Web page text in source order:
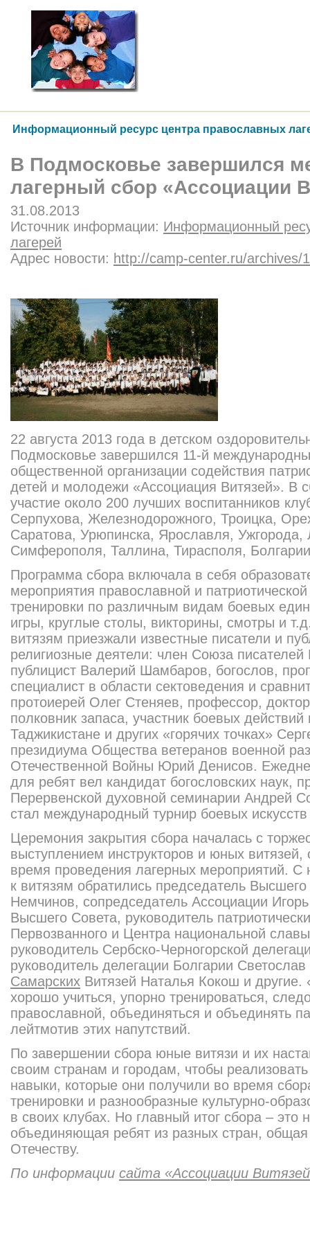
Информационный ресурс центра православных
В Подмосковье завершился
лагерный сбор «Ассоциации
31.08.2013
Источник информации: Информационный
лагерей
Адрес новости: http://camp-center.ru/archives/
22 августа 2013 года в детском
Подмосковье завершился 11-й
общественной организации содействия
детей и молодежи «Ассоциация Витязей». В
участие около 200 лучших воспитанников
Серпухова, Железнодорожного, Троицка,
Саратова, Урюпинска, Ярославля, Ужгорода,
Симферополя, Таллина, Тирасполя,
Программа сбора включала в себя
мероприятия православной и
тренировки по различным видам боевых
игры, круглые столы, викторины, смотры и
витязям приезжали известные писатели и
религиозные деятели: член Союза писателей
публицист Валерий Шамбаров, богослов,
специалист в области сектоведения и
протоиерей Олег Стеняев, профессор,
полковник запаса, участник боевых
Таджикистане и других «горячих точках»
президиума Общества ветеранов военной
Отечественной Войны Юрий Денисов.
для ребят вел кандидат богословских наук,
Перервенской духовной семинарии Андрей
стал международный турнир боевых
Церемония закрытия сбора началась с
выступлением инструкторов и юных витязей,
время проведения лагерных мероприятий. С
к витязям обратились председатель
Немчинов, сопредседатель Ассоциации
Высшего Совета, руководитель
Первозванного и Центра национальной
руководитель Сербско-Черногорской
руководитель делегации Болгарии
Самарских Витязей Наталья Кокош и другие.
хорошо учиться, упорно тренироваться,
православной, объединяться и объединять
лейтмотив этих напутствий.
По завершении сбора юные витязи и их
своим странам и городам, чтобы
навыки, которые они получили во время
тренировки и разнообразные культурно-
в своих клубах. Но главный итог сбора – это
объединяющая ребят из разных стран,
Отечеству.
По информации сайта «Ассоциации